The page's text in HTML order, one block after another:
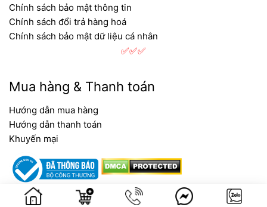
Chính sách bảo mật thông tin
Chính sách đổi trả hàng hoá
Chính sách bảo mật dữ liệu cá nhân
✅✅✅
Mua hàng & Thanh toán
Hướng dẫn mua hàng
Hướng dẫn thanh toán
Khuyến mại